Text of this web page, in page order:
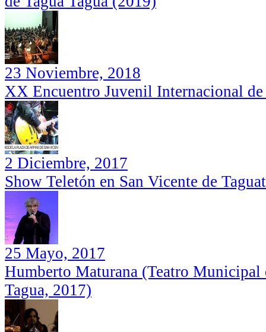
Pilar Sordo: Capilla Madre de la Divina
Providencia, San Vicente de Tagua
Tagua (2019)
Marte: La Próxima Frontera (José
Maza en el Estadio Municipal de San
Vicente)
23 Noviembre, 2018
XX Encuentro Juvenil Internacional
2 Diciembre, 2017
Show Teletón en San Vicente de
25 Mayo, 2017
Humberto Maturana (Teatro Municipal
Tagua, 2017)